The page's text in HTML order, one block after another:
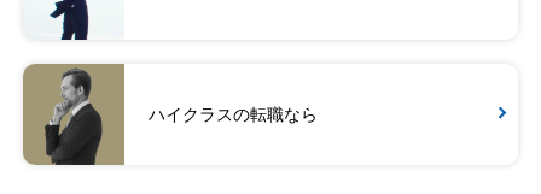
ハイクラスの転職なら